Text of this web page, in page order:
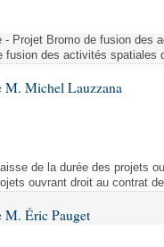
- Projet Bromo de fusion des
fusion des activités spatiales
M. Michel Lauzzana
de la durée des projets
ouvrant droit au contrat
M. Éric Pauget